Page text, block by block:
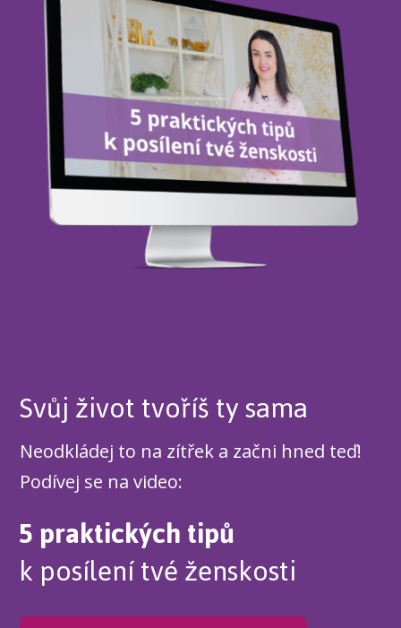
Svůj život tvoříš ty sama
Neodkládej to na zítřek a začni hned teď!
Podívej se na video:
5 praktických tipů
k posílení tvé ženskosti